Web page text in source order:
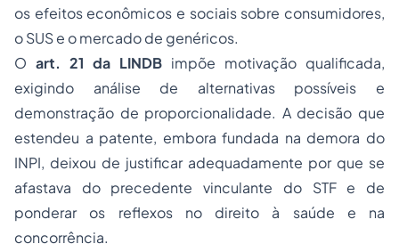
os efeitos econômicos e sociais sobre consumidores,
o SUS e o mercado de genéricos.
O art. 21 da LINDB impõe motivação qualificada,
exigindo análise de alternativas possíveis e
demonstração de proporcionalidade. A decisão que
estendeu a patente, embora fundada na demora do
INPI, deixou de justificar adequadamente por que se
afastava do precedente vinculante do STF e de
ponderar os reflexos no direito à saúde e na
concorrência.